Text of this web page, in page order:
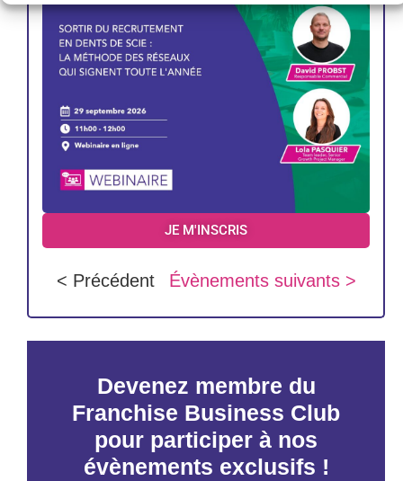
JE M'INSCRIS
< Précédent Évènements suivants >
Devenez membre du
Franchise Business Club
pour participer à nos
évènements exclusifs !